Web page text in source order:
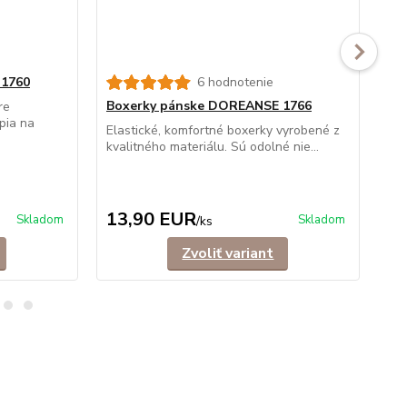
na
Skladom
6 hodnotenie
Boxerky pánske DOREANSE 1766
Elastické, komfortné boxerky vyrobené z
kvalitného materiálu. Sú odolné nie...
13,90 EUR/ks Skladom
Zvoliť variant